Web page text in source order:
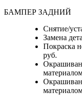
БАМПЕР ЗАДНИЙ
Снятие/
Замена
Покраска
руб.